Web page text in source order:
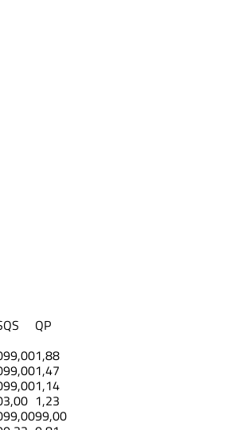
QS QP
99,001,88
99,001,47
99,001,14
3,00 1,23
99,0099,00